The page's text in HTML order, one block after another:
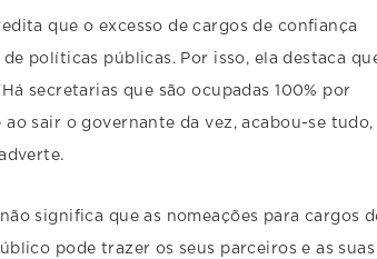
que o excesso de cargos de confiança
políticas públicas. Por isso, ela destaca
secretarias que são ocupadas 100% por
sair o governante da vez, acabou-se tudo,
significa que as nomeações para cargos
pode trazer os seus parceiros e as suas